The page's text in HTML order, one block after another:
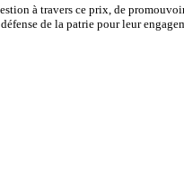
à travers ce prix, de
de la patrie pour leur